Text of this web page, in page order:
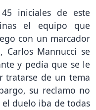
iniciales de este
el equipo que
con un marcador
Carlos Mannucci se
y pedía que se le
tratarse de un tema
su reclamo no
duelo iba de todas